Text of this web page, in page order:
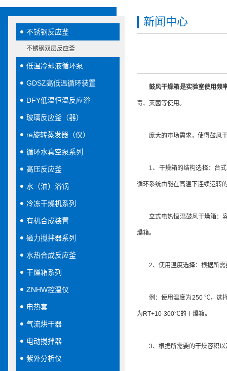
不锈钢反应釜
不锈钢双层反应釜
低温冷却液循环泵
GDSZ高低温循环装置
DFY低温恒温反应浴
玻璃反应釜（器）
re旋转蒸发器（仪）
循环水真空泵系列
高压反应釜
水（油）浴锅
冷冻干燥机系列
有机合成装置
磁力搅拌器系列
水热合成反应釜
干燥箱系列
ZNHW控温仪
电热套
气流烘干器
电动搅拌器
紫外分析仪
新闻中心
鼓风干燥箱是实验室使用频
毒、灭菌等使用。
庞大的市场需求，使得鼓风干
1、干燥箱的结构选择：台式
循环系统由能在高温下连续运转
立式电热恒温鼓风干燥箱：容
燥箱。
2、使用温度选择：根据所需
例：使用温度为250 ℃，选择
为RT+10-300℃的干燥箱。
3、根据所需要的干燥容积以